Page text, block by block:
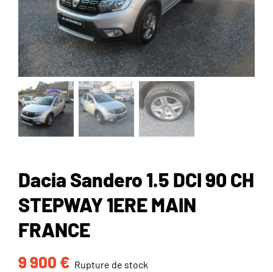
Dacia Sandero 1.5 DCI 90 CH
STEPWAY 1ERE MAIN
FRANCE
9 900 € Rupture de stock